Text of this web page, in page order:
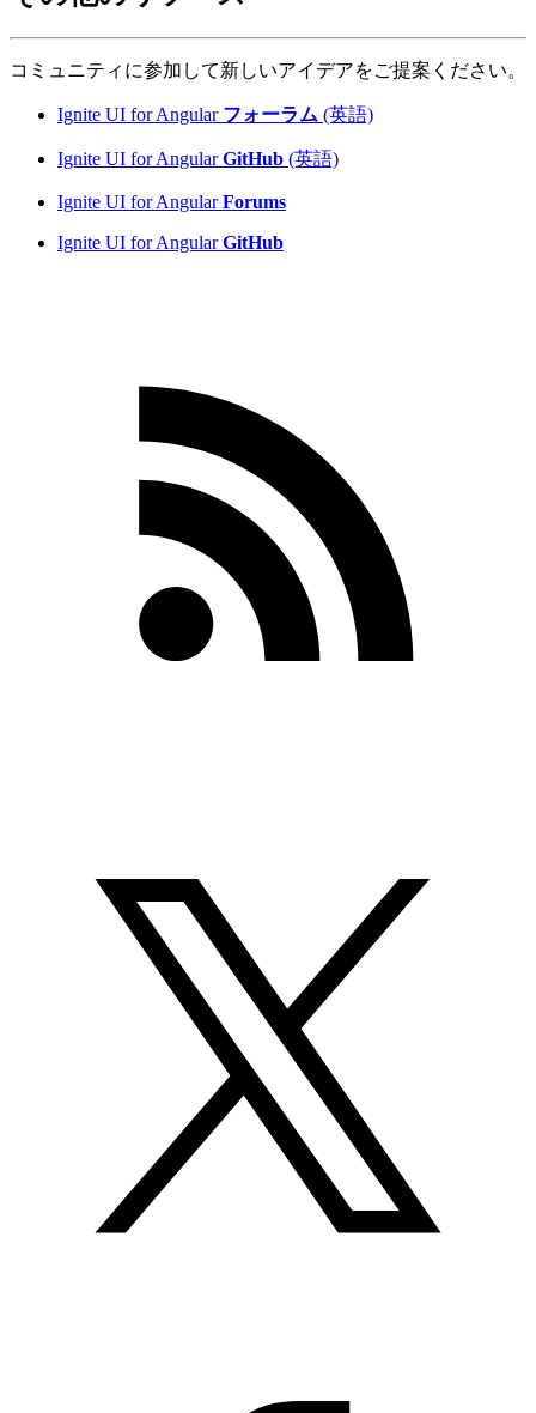
コミュニティに参加して新しいアイデアをご提案ください。
Ignite UI for Angular フォーラム (英語)
Ignite UI for AngularGitHub (英語)
Ignite UI for AngularForums
Ignite UI for AngularGitHub